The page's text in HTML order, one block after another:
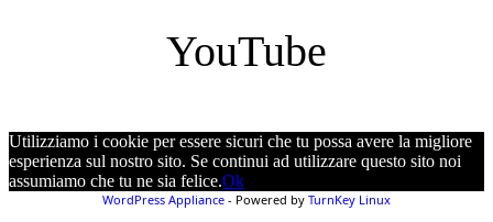
YouTube
Utilizziamo i cookie per essere sicuri che tu possa avere la migliore
esperienza sul nostro sito. Se continui ad utilizzare questo sito noi
assumiamo che tu ne sia felice.Ok
WordPress Appliance - Powered by TurnKey Linux